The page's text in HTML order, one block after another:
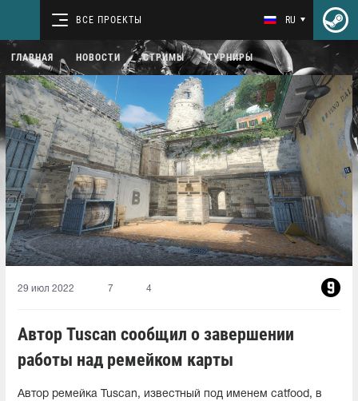
ВСЕ ПРОЕКТЫ RU
ГЛАВНАЯ НОВОСТИ СТРИМЫ ТУРНИРЫ
29 июл 2022 7 4
Автор Tuscan сообщил о завершении
работы над ремейком карты
Автор ремейка Tuscan, известный под именем catfood, в